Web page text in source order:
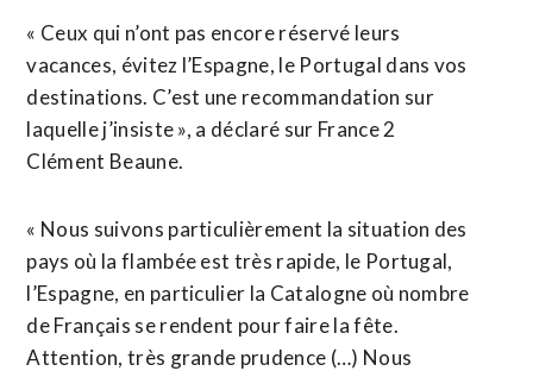
« Ceux qui n’ont pas encore réservé leurs
vacances, évitez l’Espagne, le Portugal dans vos
destinations. C’est une recommandation sur
laquelle j’insiste », a déclaré sur France 2
Clément Beaune.
« Nous suivons particulièrement la situation des
pays où la flambée est très rapide, le Portugal,
l’Espagne, en particulier la Catalogne où nombre
de Français se rendent pour faire la fête.
Attention, très grande prudence (…) Nous